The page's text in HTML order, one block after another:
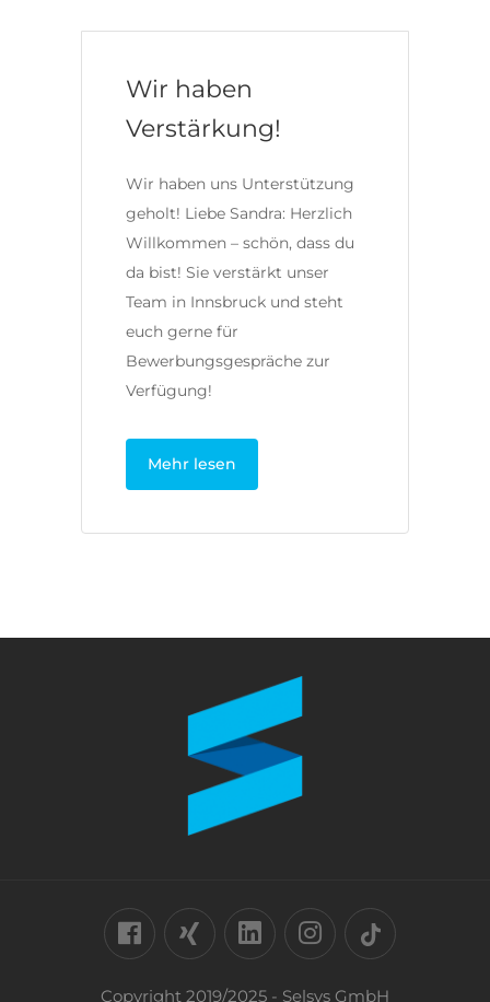
Wir haben
Verstärkung!
Wir haben uns Unterstützung
geholt! Liebe Sandra: Herzlich
Willkommen – schön, dass du
da bist! Sie verstärkt unser
Team in Innsbruck und steht
euch gerne für
Bewerbungsgespräche zur
Verfügung!
Mehr lesen
Copyright 2019/2025 - Selsys GmbH